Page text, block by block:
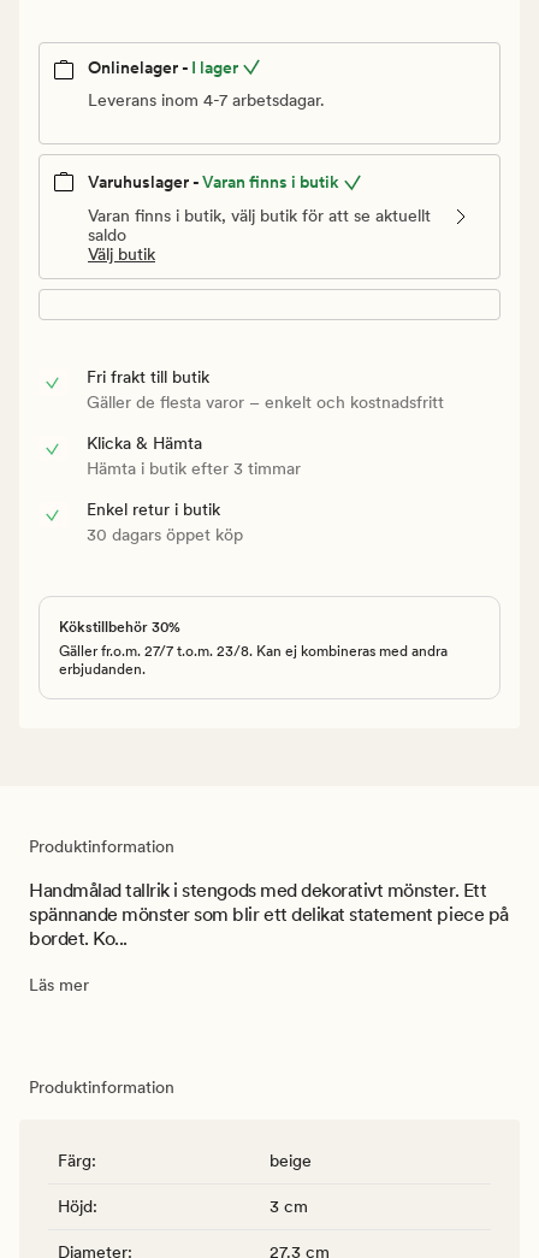
Onlinelager - I lager
Leverans inom 4-7 arbetsdagar.
Varuhuslager -Varan finns i butik
Varan finns i butik, välj butik för att se aktuellt
saldo
Välj butik
Fri frakt till butik
Gäller de flesta varor – enkelt och kostnadsfritt
Klicka & Hämta
Hämta i butik efter 3 timmar
Enkel retur i butik
30 dagars öppet köp
Kökstillbehör 30%
Gäller fr.o.m. 27/7 t.o.m. 23/8. Kan ej kombineras med andra
erbjudanden.
Produktinformation
Handmålad tallrik i stengods med dekorativt mönster. Ett
spännande mönster som blir ett delikat statement piece på
bordet. Ko...
Läs mer
Produktinformation
Färg: beige
Höjd: 3 cm
Diameter: 27.3 cm